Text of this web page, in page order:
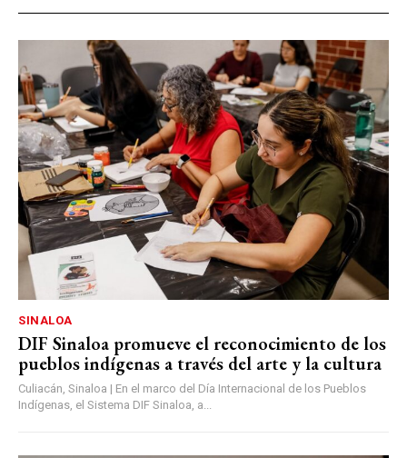
SINALOA
DIF Sinaloa promueve el reconocimiento de los
pueblos indígenas a través del arte y la cultura
Culiacán, Sinaloa | En el marco del Día Internacional de los Pueblos
Indígenas, el Sistema DIF Sinaloa, a...